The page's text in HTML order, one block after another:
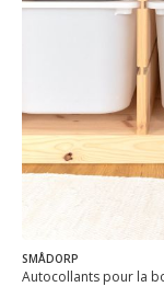
SMÅDORP
Autocollants pour la